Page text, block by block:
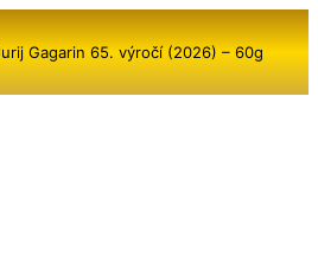
Gagarin 65. výročí (2026) – 60g